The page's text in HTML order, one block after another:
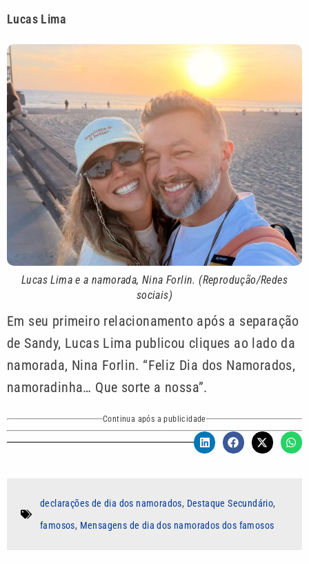
Lucas Lima
Lucas Lima e a namorada, Nina Forlin. (Reprodução/Redes
sociais)
Em seu primeiro relacionamento após a separação
de Sandy, Lucas Lima publicou cliques ao lado da
namorada, Nina Forlin. “Feliz Dia dos Namorados,
namoradinha… Que sorte a nossa”.
Continua após a publicidade
declarações de dia dos namorados, Destaque Secundário,
famosos, Mensagens de dia dos namorados dos famosos